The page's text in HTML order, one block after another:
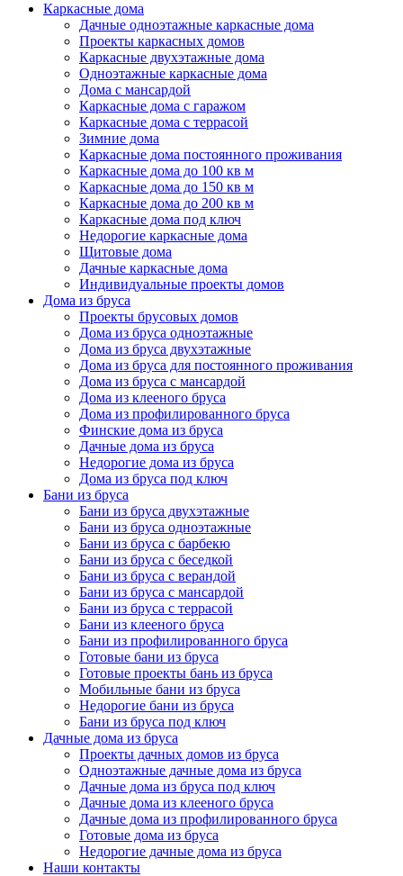
Каркасные дома
Дачные одноэтажные каркасные дома
Проекты каркасных домов
Каркасные двухэтажные дома
Одноэтажные каркасные дома
Дома с мансардой
Каркасные дома с гаражом
Каркасные дома с террасой
Зимние дома
Каркасные дома постоянного проживания
Каркасные дома до 100 кв м
Каркасные дома до 150 кв м
Каркасные дома до 200 кв м
Каркасные дома под ключ
Недорогие каркасные дома
Щитовые дома
Дачные каркасные дома
Индивидуальные проекты домов
Дома из бруса
Проекты брусовых домов
Дома из бруса одноэтажные
Дома из бруса двухэтажные
Дома из бруса для постоянного проживания
Дома из бруса с мансардой
Дома из клееного бруса
Дома из профилированного бруса
Финские дома из бруса
Дачные дома из бруса
Недорогие дома из бруса
Дома из бруса под ключ
Бани из бруса
Бани из бруса двухэтажные
Бани из бруса одноэтажные
Бани из бруса с барбекю
Бани из бруса с беседкой
Бани из бруса с верандой
Бани из бруса с мансардой
Бани из бруса с террасой
Бани из клееного бруса
Бани из профилированного бруса
Готовые бани из бруса
Готовые проекты бань из бруса
Мобильные бани из бруса
Недорогие бани из бруса
Бани из бруса под ключ
Дачные дома из бруса
Проекты дачных домов из бруса
Одноэтажные дачные дома из бруса
Дачные дома из бруса под ключ
Дачные дома из клееного бруса
Дачные дома из профилированного бруса
Готовые дома из бруса
Недорогие дачные дома из бруса
Наши контакты